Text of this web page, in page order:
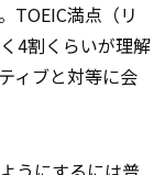
TOEIC満点（リ
4割くらいが理解
ィブと対等に会